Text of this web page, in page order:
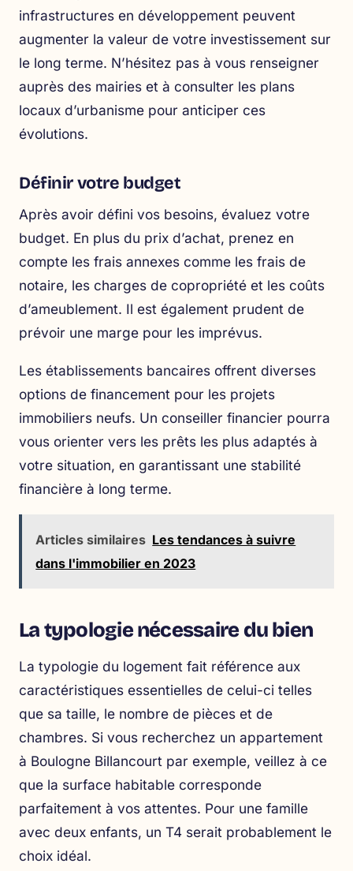
infrastructures en développement peuvent
augmenter la valeur de votre investissement sur
le long terme. N’hésitez pas à vous renseigner
auprès des mairies et à consulter les plans
locaux d’urbanisme pour anticiper ces
évolutions.
Définir votre budget
Après avoir défini vos besoins, évaluez votre
budget. En plus du prix d’achat, prenez en
compte les frais annexes comme les frais de
notaire, les charges de copropriété et les coûts
d’ameublement. Il est également prudent de
prévoir une marge pour les imprévus.
Les établissements bancaires offrent diverses
options de financement pour les projets
immobiliers neufs. Un conseiller financier pourra
vous orienter vers les prêts les plus adaptés à
votre situation, en garantissant une stabilité
financière à long terme.
Articles similaires Les tendances à suivre
dans l'immobilier en 2023
La typologie nécessaire du bien
La typologie du logement fait référence aux
caractéristiques essentielles de celui-ci telles
que sa taille, le nombre de pièces et de
chambres. Si vous recherchez un appartement
à Boulogne Billancourt par exemple, veillez à ce
que la surface habitable corresponde
parfaitement à vos attentes. Pour une famille
avec deux enfants, un T4 serait probablement le
choix idéal.